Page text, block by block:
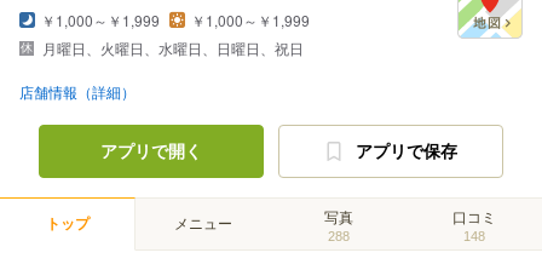
￥1,000～￥1,999
￥1,000～￥1,999
月曜日、火曜日、水曜日、日曜日、祝日
店舗情報（詳細）
アプリで開く アプリで保存
トップ メニュー 写真
288
口コミ
148